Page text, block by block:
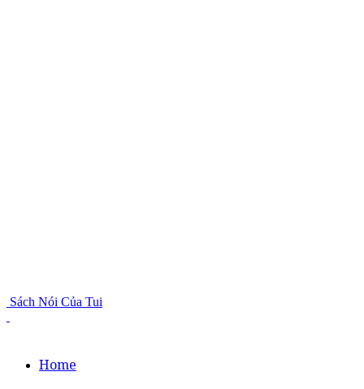
Sách Nói Của Tui
Home